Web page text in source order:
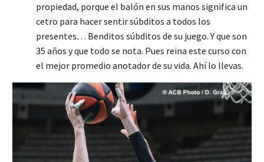
propiedad, porque el balón en sus manos significa un
cetro para hacer sentir súbditos a todos los
presentes… Benditos súbditos de su juego. Y que son
35 años y que todo se nota. Pues reina este curso con
el mejor promedio anotador de su vida. Ahí lo llevas.